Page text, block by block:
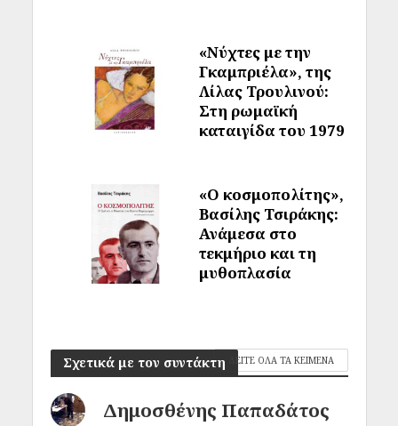
«Νύχτες με την
Γκαμπριέλα», της
Λίλας Τρουλινού:
Στη ρωμαϊκή
καταιγίδα του 1979
«Ο κοσμοπολίτης»,
Βασίλης Τσιράκης:
Ανάμεσα στο
τεκμήριο και τη
μυθοπλασία
Σχετικά με τον συντάκτη ΔΕΙΤΕ ΟΛΑ ΤΑ ΚΕΙΜΕΝΑ
Δημοσθένης Παπαδάτος